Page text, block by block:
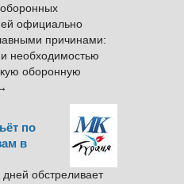
официально
причинами:
и необходимостью
оборонную
по
в
обстреливает